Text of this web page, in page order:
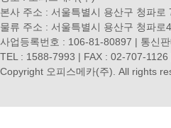
본사 주소 : 서울특별시 용산구 청파
물류 주소 : 서울특별시 용산구 청파
사업등록번호 : 106-81-80897 | 통신
TEL : 1588-7993 | FAX : 02-707-
Copyright 오피스메카(주). All rights